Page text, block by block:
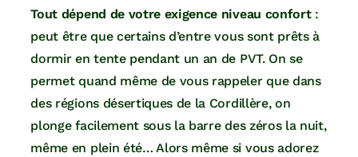
Tout dépend de votre exigence niveau confort:
peut être que certains d’entre vous sont prêts à
dormir en tente pendant un an de PVT. On se
permet quand même de vous rappeler que dans
des régions désertiques de la Cordillère, on
plonge facilement sous la barre des zéros la nuit,
même en plein été… Alors même si vous adorez